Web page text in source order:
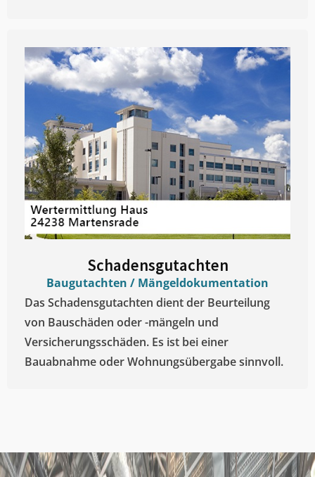
Schadensgutachten
Baugutachten / Mängeldokumentation
Das Schadensgutachten dient der Beurteilung
von Bauschäden oder -mängeln und
Versicherungsschäden. Es ist bei einer
Bauabnahme oder Wohnungsübergabe sinnvoll.